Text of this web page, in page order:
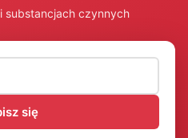
substancjach czynnych
się